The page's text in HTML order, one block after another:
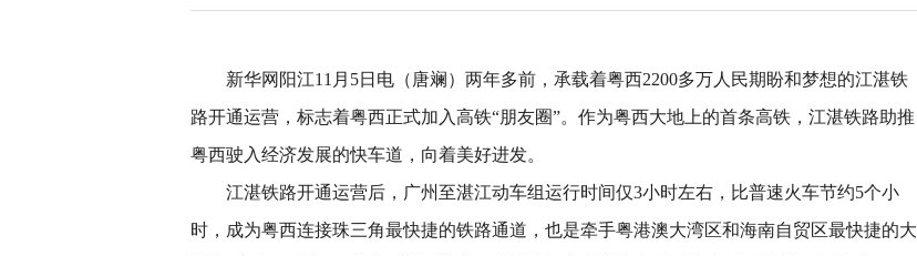
新华网阳江11月5日电（唐斓）两年多前，承载着粤西2200多万人民期盼和梦想的江湛铁
路开通运营，标志着粤西正式加入高铁“朋友圈”。作为粤西大地上的首条高铁，江湛铁路助推
粤西驶入经济发展的快车道，向着美好进发。
江湛铁路开通运营后，广州至湛江动车组运行时间仅3小时左右，比普速火车节约5个小
时，成为粤西连接珠三角最快捷的铁路通道，也是牵手粤港澳大湾区和海南自贸区最快捷的大